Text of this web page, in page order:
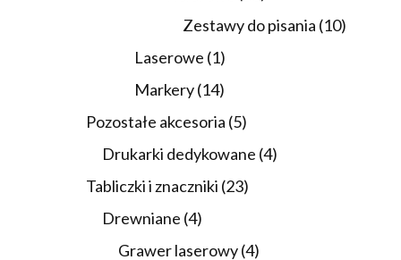
produkty
Zestawy do pisania 1010
Laserowe 11
produkt
Markery 1414
produktów
Pozostałe akcesoria 55
produktów
Drukarki dedykowane 44
Tabliczki i znaczniki 2323
Drewniane 44
produkty
Grawer laserowy 44